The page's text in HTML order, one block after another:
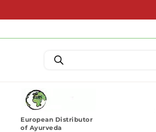
European Distributor
of Ayurveda